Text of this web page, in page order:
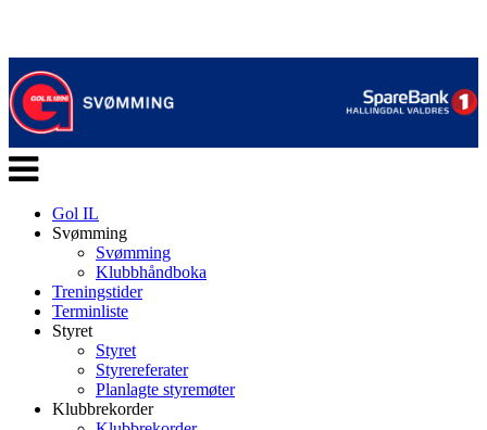
Veksle
navigasjon
Gol IL
Svømming
Svømming
Klubbhåndboka
Treningstider
Terminliste
Styret
Styret
Styrereferater
Planlagte styremøter
Klubbrekorder